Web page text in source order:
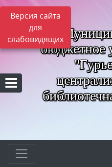
Версия сайта
для
слабовидящих
бюджетное